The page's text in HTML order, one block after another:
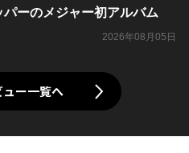
パーのメジャー初アルバム
2026年08月05日
ー一覧へ